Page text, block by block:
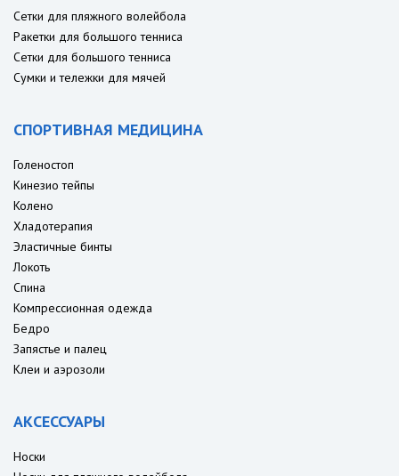
Сетки для пляжного волейбола
Ракетки для большого тенниса
Сетки для большого тенниса
Сумки и тележки для мячей
СПОРТИВНАЯ МЕДИЦИНА
Голеностоп
Кинезио тейпы
Колено
Хладотерапия
Эластичные бинты
Локоть
Спина
Компрессионная одежда
Бедро
Запястье и палец
Клеи и аэрозоли
АКСЕССУАРЫ
Носки